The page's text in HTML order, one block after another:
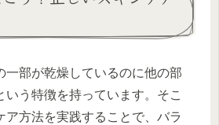
一部が乾燥しているのに他の部
いう特徴を持っています。そこ
ア方法を実践することで、バラ